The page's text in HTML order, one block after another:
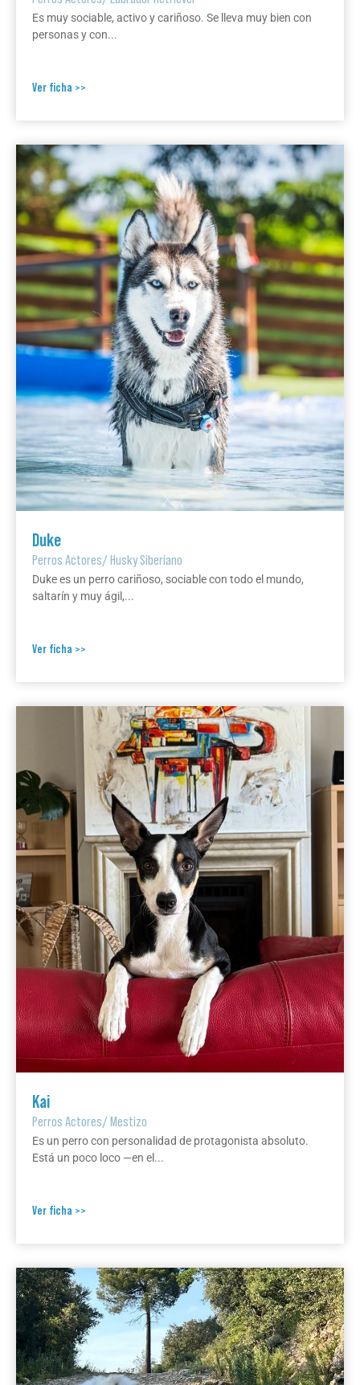
Es muy sociable, activo y cariñoso. Se lleva muy bien con
personas y con...
Ver ficha >>
Duke
Perros Actores/Husky Siberiano
Duke es un perro cariñoso, sociable con todo el mundo,
saltarín y muy ágil,...
Ver ficha >>
Kai
Perros Actores/Mestizo
Es un perro con personalidad de protagonista absoluto.
Está un poco loco —en el...
Ver ficha >>